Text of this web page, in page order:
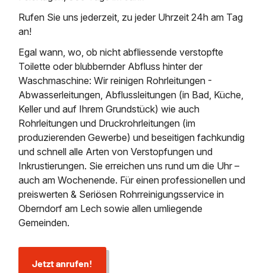
Rufen Sie uns jederzeit, zu jeder Uhrzeit 24h am Tag
an!
Egal wann, wo, ob nicht abfliessende verstopfte
Toilette oder blubbernder Abfluss hinter der
Waschmaschine: Wir reinigen Rohrleitungen -
Abwasserleitungen, Abflussleitungen (in Bad, Küche,
Keller und auf Ihrem Grundstück) wie auch
Rohrleitungen und Druckrohrleitungen (im
produzierenden Gewerbe) und beseitigen fachkundig
und schnell alle Arten von Verstopfungen und
Inkrustierungen. Sie erreichen uns rund um die Uhr –
auch am Wochenende. Für einen professionellen und
preiswerten & Seriösen Rohrreinigungsservice in
Oberndorf am Lech sowie allen umliegende
Gemeinden.
Jetzt anrufen!